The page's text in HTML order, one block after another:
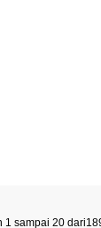
1 sampai 20